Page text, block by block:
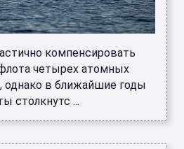
компенсировать
четырех атомных
однако в ближайшие годы
столкнутс ...